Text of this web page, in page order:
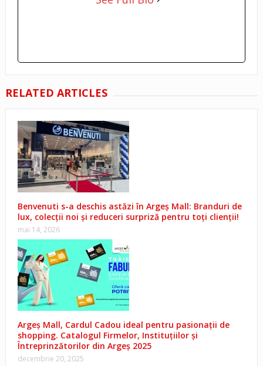
RELATED ARTICLES
Benvenuti s-a deschis astăzi în Argeș Mall: Branduri de
lux, colecții noi și reduceri surpriză pentru toți clienții!
mai 14, 2026
Argeș Mall, Cardul Cadou ideal pentru pasionații de
shopping. Catalogul Firmelor, Instituțiilor și
Întreprinzătorilor din Argeș 2025
decembrie 20, 2025